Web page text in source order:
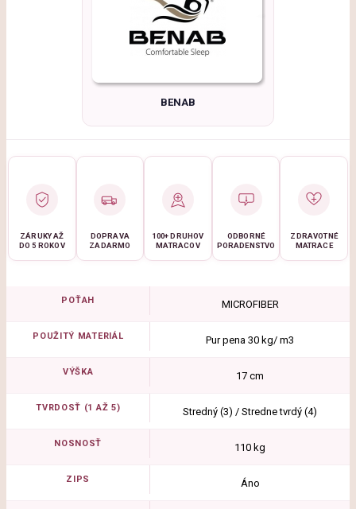
BENAB
ZÁRUKY AŽ
DO 5 ROKOV
DOPRAVA
ZADARMO
100+ DRUHOV
MATRACOV
ODBORNÉ
PORADENSTVO
ZDRAVOTNÉ
MATRACE
POŤAH MICROFIBER
POUŽITÝ MATERIÁL Pur pena 30 kg/ m3
VÝŠKA 17 cm
TVRDOSŤ (1 AŽ 5) Stredný (3) / Stredne tvrdý (4)
NOSNOSŤ 110 kg
ZIPS Áno